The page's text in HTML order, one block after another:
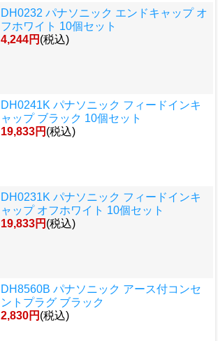
DH0232 パナソニック エンドキャップ オ
フホワイト 10個セット
4,244円 (税込)
DH0241K パナソニック フィードインキ
ャップ ブラック 10個セット
19,833円 (税込)
DH0231K パナソニック フィードインキ
ャップ オフホワイト 10個セット
19,833円 (税込)
DH8560B パナソニック アース付コンセ
ントプラグ ブラック
2,830円 (税込)